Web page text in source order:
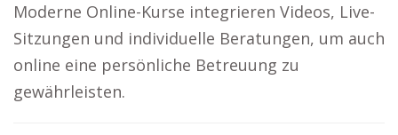
Moderne Online-Kurse integrieren Videos, Live-
Sitzungen und individuelle Beratungen, um auch
online eine persönliche Betreuung zu
gewährleisten.